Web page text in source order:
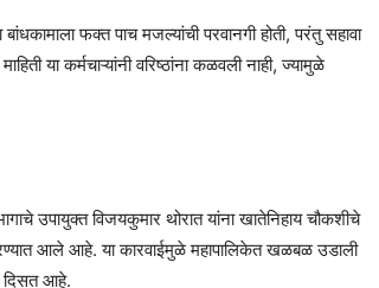
फक्त पाच मजल्यांची परवानगी होती, परंतु सहावा
या कर्मचाऱ्यांनी वरिष्ठांना कळवली नाही, ज्यामुळे
उपायुक्त विजयकुमार थोरात यांना खातेनिहाय चौकशीचे
आले आहे. या कारवाईमुळे महापालिकेत खळबळ उडाली
दिसत आहे.